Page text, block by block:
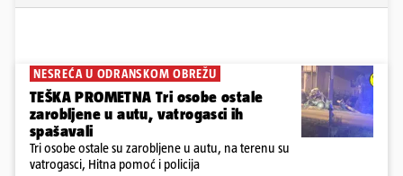
NESREĆA U ODRANSKOM OBREŽU
TEŠKA PROMETNA Tri osobe ostale
zarobljene u autu, vatrogasci ih
spašavali
Tri osobe ostale su zarobljene u autu, na terenu su
vatrogasci, Hitna pomoć i policija